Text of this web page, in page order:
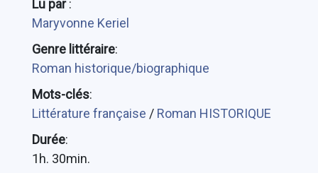
Lu par:
Maryvonne Keriel
Genre littéraire:
Roman historique/biographique
Mots-clés:
Littérature française / Roman HISTORIQUE
Durée:
1h. 30min.